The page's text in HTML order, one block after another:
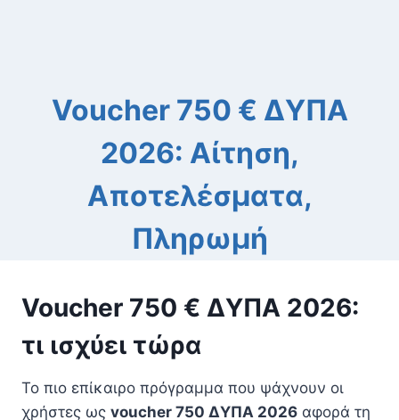
Voucher 750 € ΔΥΠΑ
2026: Αίτηση,
Αποτελέσματα,
Πληρωμή
Voucher 750 € ΔΥΠΑ 2026:
τι ισχύει τώρα
Το πιο επίκαιρο πρόγραμμα που ψάχνουν οι
χρήστες ως voucher 750 ΔΥΠΑ 2026 αφορά τη